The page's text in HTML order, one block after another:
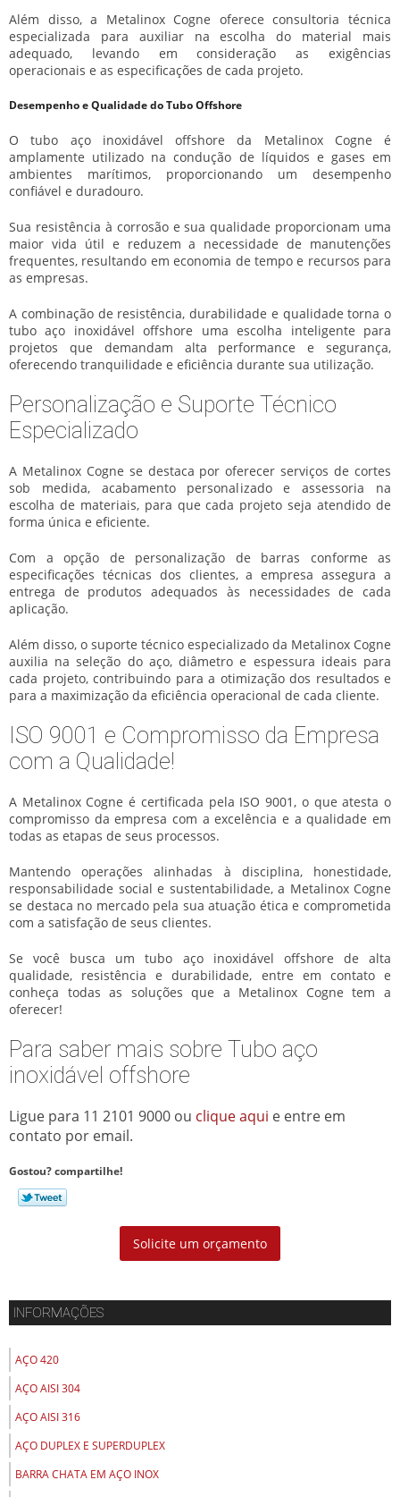
Além disso, a Metalinox Cogne oferece consultoria técnica
especializada para auxiliar na escolha do material mais
adequado, levando em consideração as exigências
operacionais e as especificações de cada projeto.
Desempenho e Qualidade do Tubo Offshore
Otubo aço inoxidável offshore da Metalinox Cogne é
amplamente utilizado na condução de líquidos e gases em
ambientes marítimos, proporcionando um desempenho
confiável e duradouro.
Sua resistência à corrosão e sua qualidade proporcionam uma
maior vida útil e reduzem a necessidade de manutenções
frequentes, resultando em economia de tempo e recursos para
as empresas.
A combinação de resistência, durabilidade e qualidade torna o
tubo aço inoxidável offshore uma escolha inteligente para
projetos que demandam alta performance e segurança,
oferecendo tranquilidade e eficiência durante sua utilização.
Personalização e Suporte Técnico
Especializado
A Metalinox Cogne se destaca por oferecer serviços de cortes
sob medida, acabamento personalizado e assessoria na
escolha de materiais, para que cada projeto seja atendido de
forma única e eficiente.
Com a opção de personalização de barras conforme as
especificações técnicas dos clientes, a empresa assegura a
entrega de produtos adequados às necessidades de cada
aplicação.
Além disso, o suporte técnico especializado da Metalinox Cogne
auxilia na seleção do aço, diâmetro e espessura ideais para
cada projeto, contribuindo para a otimização dos resultados e
para a maximização da eficiência operacional de cada cliente.
ISO 9001 e Compromisso da Empresa
com a Qualidade!
A Metalinox Cogne é certificada pela ISO 9001, o que atesta o
compromisso da empresa com a excelência e a qualidade em
todas as etapas de seus processos.
Mantendo operações alinhadas à disciplina, honestidade,
responsabilidade social e sustentabilidade, a Metalinox Cogne
se destaca no mercado pela sua atuação ética e comprometida
com a satisfação de seus clientes.
Se você busca umtubo aço inoxidável offshore de alta
qualidade, resistência e durabilidade, entre em contato e
conheça todas as soluções que a Metalinox Cogne tem a
oferecer!
Para saber mais sobre Tubo aço
inoxidável offshore
Ligue para 11 2101 9000 ou clique aqui e entre em
contato por email.
Gostou? compartilhe!
Solicite um orçamento
INFORMAÇÕES
AÇO 420
AÇO AISI 304
AÇO AISI 316
AÇO DUPLEX E SUPERDUPLEX
BARRA CHATA EM AÇO INOX